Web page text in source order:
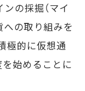
の採掘（マイ
への取り組みを
極的に仮想通
を始めることに